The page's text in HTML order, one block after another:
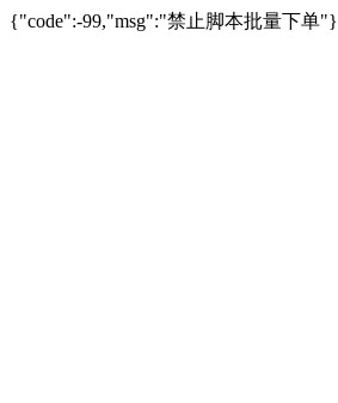
{"code":-99,"msg":"禁止脚本批量下单"}